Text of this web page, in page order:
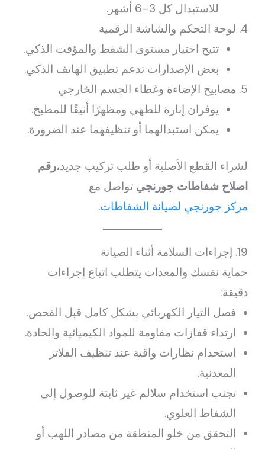
للاستبدال كل 3–6 أشهر.
لوحة التحكم والشاشة الرقمية
تتيح اختيار مستوى الشفط والمؤقت الذكي.
بعض الإصدارات تدعم تطبيق الهاتف الذكي.
مصابيح الإضاءة وغطاء الجسم الخارجي
يوفران إنارة للطهي ومظهرًا أنيقًا للمطبخ.
يمكن استبدالهما أو تنظيفهما عند الضرورة.
لشراء القطع الأصلية أو طلب تركيب جديد،رقم
اصلاح شفاطات جورنجي تواصل مع
مركز جورنجي لصيانة الشفاطات.
19. إجراءات السلامة أثناء الصيانة
حماية نفسك والمعدات يتطلب اتباع إجراءات
دقيقة:
فصل التيار الكهربائي بشكل كامل قبل الفحص.
ارتداء قفازات مقاومة للمواد الكيميائية والحادة.
استخدام نظارات واقية عند تنظيف الفلاتر
المعدنية.
تجنب استخدام سلالم غير ثابتة للوصول إلى
الشفاط العلوي.
التحقق من خلو المنطقة من مصادر اللهب أو